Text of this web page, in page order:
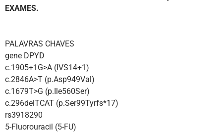
EXAMES.
PALAVRAS CHAVES
gene DPYD
c.1905+1G>A (IVS14+1)
c.2846A>T (p.Asp949Val)
c.1679T>G (p.Ile560Ser)
c.296delTCAT (p.Ser99Tyrfs*17)
rs3918290
5-Fluorouracil (5-FU)